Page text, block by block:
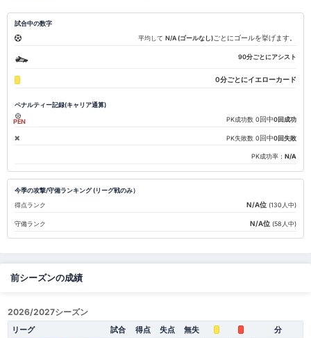
試合中の数字
平均してN/A (ゴールなし)ごとにゴールを挙げます。
90分ごとにアシスト
0分ごとにイエローカード
ペナルティー記録(キャリア通算)
PEN PK成功数 0回中0回成功
PK失敗数 0回中0回失敗
PK成功率：N/A
今季の攻撃/守備ランキング (リーグ戦のみ）
得点ランク
N/A位 (130人中)
守備ランク N/A位 (58人中)
前シーズンの成績
2026/2027シーズン
リーグ 試合 得点 失点 無失
分